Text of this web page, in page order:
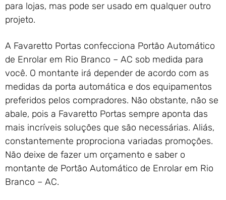
para lojas, mas pode ser usado em qualquer outro
projeto.
A Favaretto Portas confecciona Portão Automático
de Enrolar em Rio Branco – AC sob medida para
você. O montante irá depender de acordo com as
medidas da porta automática e dos equipamentos
preferidos pelos compradores. Não obstante, não se
abale, pois a Favaretto Portas sempre aponta das
mais incríveis soluções que são necessárias. Aliás,
constantemente proprociona variadas promoções.
Não deixe de fazer um orçamento e saber o
montante de Portão Automático de Enrolar em Rio
Branco – AC.